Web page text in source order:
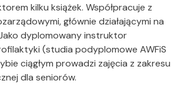
kilku książek. Współpracuje z
głównie działającymi na
dyplomowany instruktor
(studia podyplomowe AWFiS
ciągłym prowadzi zajęcia z zakresu
dla seniorów.